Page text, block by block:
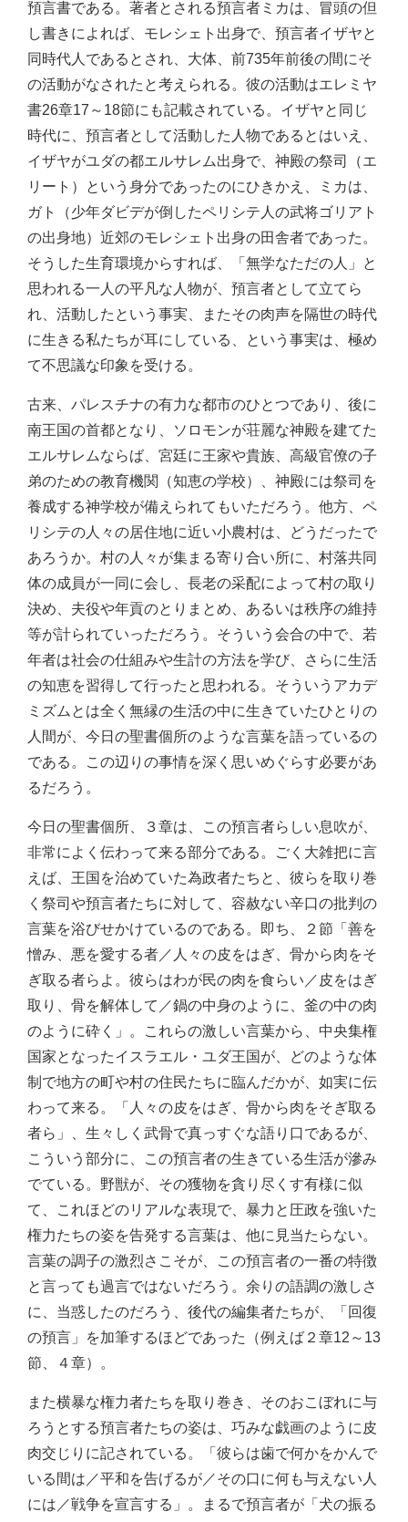
預言書である。著者とされる預言者ミカは、冒頭の但
し書きによれば、モレシェト出身で、預言者イザヤと
同時代人であるとされ、大体、前735年前後の間にそ
の活動がなされたと考えられる。彼の活動はエレミヤ
書26章17～18節にも記載されている。イザヤと同じ
時代に、預言者として活動した人物であるとはいえ、
イザヤがユダの都エルサレム出身で、神殿の祭司（エ
リート）という身分であったのにひきかえ、ミカは、
ガト（少年ダビデが倒したペリシテ人の武将ゴリアト
の出身地）近郊のモレシェト出身の田舎者であった。
そうした生育環境からすれば、「無学なただの人」と
思われる一人の平凡な人物が、預言者として立てら
れ、活動したという事実、またその肉声を隔世の時代
に生きる私たちが耳にしている、という事実は、極め
て不思議な印象を受ける。
古来、パレスチナの有力な都市のひとつであり、後に
南王国の首都となり、ソロモンが荘麗な神殿を建てた
エルサレムならば、宮廷に王家や貴族、高級官僚の子
弟のための教育機関（知恵の学校）、神殿には祭司を
養成する神学校が備えられてもいただろう。他方、ペ
リシテの人々の居住地に近い小農村は、どうだったで
あろうか。村の人々が集まる寄り合い所に、村落共同
体の成員が一同に会し、長老の采配によって村の取り
決め、夫役や年貢のとりまとめ、あるいは秩序の維持
等が計られていっただろう。そういう会合の中で、若
年者は社会の仕組みや生計の方法を学び、さらに生活
の知恵を習得して行ったと思われる。そういうアカデ
ミズムとは全く無縁の生活の中に生きていたひとりの
人間が、今日の聖書個所のような言葉を語っているの
である。この辺りの事情を深く思いめぐらす必要があ
るだろう。
今日の聖書個所、３章は、この預言者らしい息吹が、
非常によく伝わって来る部分である。ごく大雑把に言
えば、王国を治めていた為政者たちと、彼らを取り巻
く祭司や預言者たちに対して、容赦ない辛口の批判の
言葉を浴びせかけているのである。即ち、２節「善を
憎み、悪を愛する者／人々の皮をはぎ、骨から肉をそ
ぎ取る者らよ。彼らはわが民の肉を食らい／皮をはぎ
取り、骨を解体して／鍋の中身のように、釜の中の肉
のように砕く」。これらの激しい言葉から、中央集権
国家となったイスラエル・ユダ王国が、どのような体
制で地方の町や村の住民たちに臨んだかが、如実に伝
わって来る。「人々の皮をはぎ、骨から肉をそぎ取る
者ら」、生々しく武骨で真っすぐな語り口であるが、
こういう部分に、この預言者の生きている生活が滲み
でている。野獣が、その獲物を貪り尽くす有様に似
て、これほどのリアルな表現で、暴力と圧政を強いた
権力たちの姿を告発する言葉は、他に見当たらない。
言葉の調子の激烈さこそが、この預言者の一番の特徴
と言っても過言ではないだろう。余りの語調の激しさ
に、当惑したのだろう、後代の編集者たちが、「回復
の預言」を加筆するほどであった（例えば２章12～13
節、４章）。
また横暴な権力者たちを取り巻き、そのおこぼれに与
ろうとする預言者たちの姿は、巧みな戯画のように皮
肉交じりに記されている。「彼らは歯で何かをかんで
いる間は／平和を告げるが／その口に何も与えない人
には／戦争を宣言する」。まるで預言者が「犬の振る